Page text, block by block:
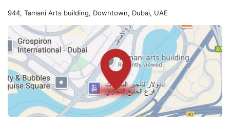
944, Tamani Arts building, Downtown, Dubai, UAE